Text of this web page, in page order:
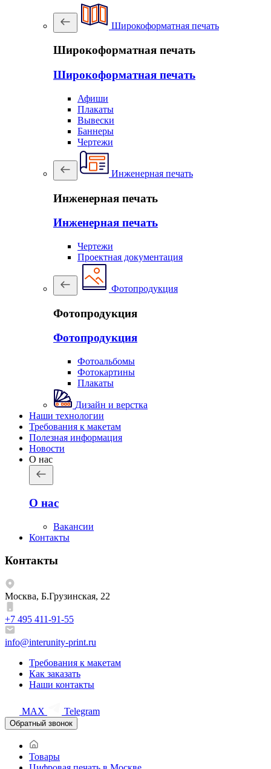
Широкоформатная печать
Широкоформатная печать
Широкоформатная печать
Афиши
Плакаты
Вывески
Баннеры
Чертежи
Инженерная печать
Инженерная печать
Инженерная печать
Чертежи
Проектная документация
Фотопродукция
Фотопродукция
Фотопродукция
Фотоальбомы
Фотокартины
Плакаты
Дизайн и верстка
Наши технологии
Требования к макетам
Полезная информация
Новости
О нас
О нас
Вакансии
Контакты
Контакты
Москва, Б.Грузинская, 22
+7 495 411-91-55
info@interunity-print.ru
Требования к макетам
Как заказать
Наши контакты
MAX Telegram
Обратный звонок
Товары